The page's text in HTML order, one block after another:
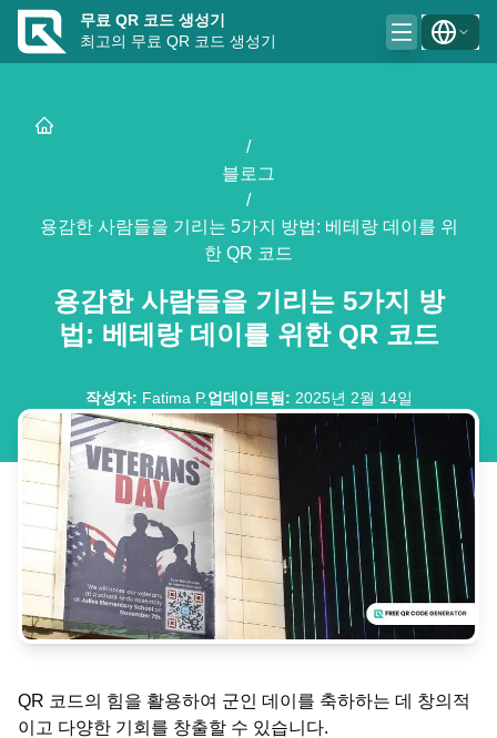
무료 QR 코드 생성기
최고의 무료 QR 코드 생성기
/
블로그
/
용감한 사람들을 기리는 5가지 방법: 베테랑 데이를 위
한 QR 코드
용감한 사람들을 기리는 5가지 방
법: 베테랑 데이를 위한 QR 코드
작성자: Fatima P.업데이트됨 : 2025년 2월 14일
QR 코드의 힘을 활용하여 군인 데이를 축하하는 데 창의적
이고 다양한 기회를 창출할 수 있습니다.